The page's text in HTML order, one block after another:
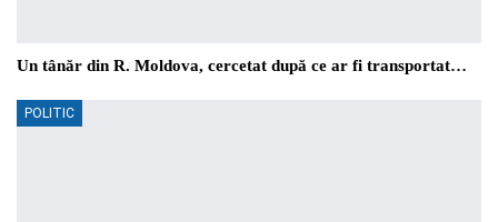
Un tânăr din R. Moldova, cercetat după ce ar fi transportat…
POLITIC